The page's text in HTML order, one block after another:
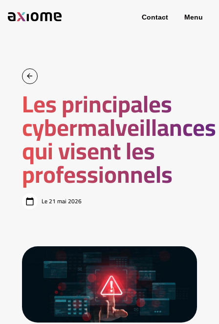
Contact Menu
Les principales
cybermalveillances
qui visent les
professionnels
Le 21 mai 2026